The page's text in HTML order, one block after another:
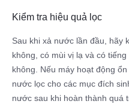
Kiểm tra hiệu quả lọc
Sau khi xả nước lần đầu, hãy
không, có mùi vị lạ và có
không. Nếu máy hoạt động
nước lọc cho các mục đích
nước sau khi hoàn thành quá